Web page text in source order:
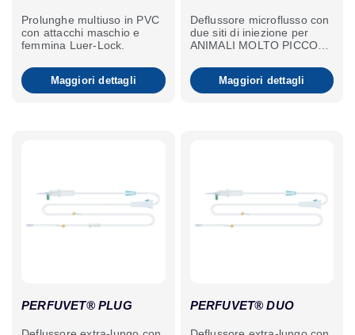
Prolunghe multiuso in PVC
con attacchi maschio e
femmina Luer-Lock.
Maggiori dettagli
Deflussore microflusso con
due siti di iniezione per
ANIMALI MOLTO PICCOLI
cuccioli, animali di piccole
dimensioni, NAC).
Maggiori dettagli
PERFUVET® PLUG PERFUVET® DUO